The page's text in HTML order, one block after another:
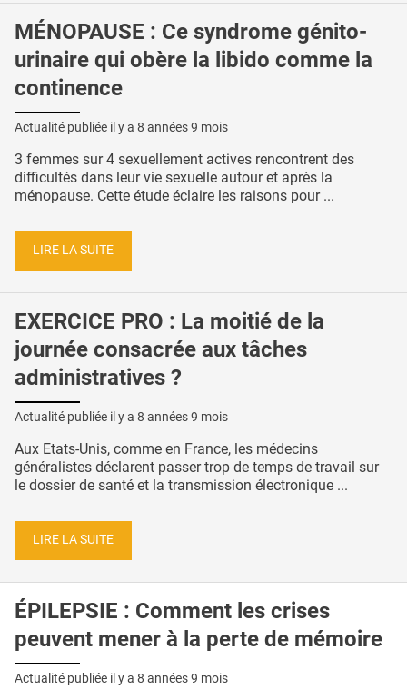
MÉNOPAUSE : Ce syndrome génito-
urinaire qui obère la libido comme la
continence
Actualité publiée il y a 8 années 9 mois
3 femmes sur 4 sexuellement actives rencontrent des
difficultés dans leur vie sexuelle autour et après la
ménopause. Cette étude éclaire les raisons pour ...
LIRE LA SUITE
EXERCICE PRO : La moitié de la
journée consacrée aux tâches
administratives ?
Actualité publiée il y a 8 années 9 mois
Aux Etats-Unis, comme en France, les médecins
généralistes déclarent passer trop de temps de travail sur
le dossier de santé et la transmission électronique ...
LIRE LA SUITE
ÉPILEPSIE : Comment les crises
peuvent mener à la perte de mémoire
Actualité publiée il y a 8 années 9 mois